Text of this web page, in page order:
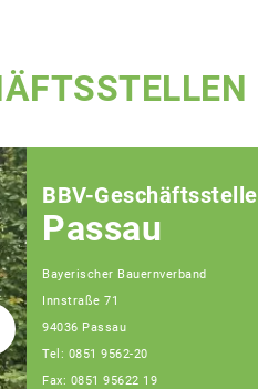
BBV-Geschäftsstelle
Passau
Bayerischer Bauernverband
Innstraße 71
94036 Passau
Tel: 0851 9562-20
Fax: 0851 95622 19